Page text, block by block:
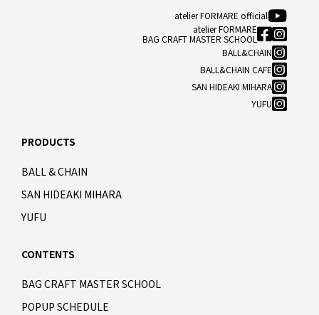
atelier FORMARE official
atelier FORMARE
BAG CRAFT MASTER SCHOOL
BALL&CHAIN
BALL&CHAIN CAFE
SAN HIDEAKI MIHARA
YUFU
PRODUCTS
BALL & CHAIN
SAN HIDEAKI MIHARA
YUFU
CONTENTS
BAG CRAFT MASTER SCHOOL
POPUP SCHEDULE